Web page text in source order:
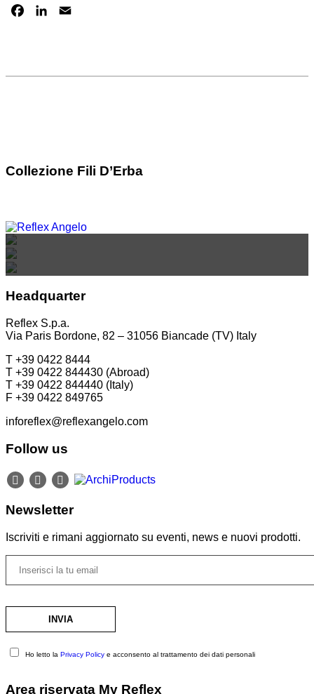
FACEBOOK
LINKEDIN
Collezione Fili D’Erba
T +39 0422 849201
REFLEX SHOWROOM MILANO
Headquarter
Reflex S.p.a.
Via Paris Bordone, 82 – 31056 Biancade (TV) Italy
T +39 0422 8444
T +39 0422 844430 (Abroad)
T +39 0422 844440 (Italy)
F +39 0422 849765
inforeflex@reflexangelo.com
Follow us
Newsletter
Iscriviti e rimani aggiornato su eventi, news e nuovi prodotti.
Ho letto la Privacy Policy e acconsento al trattamento dei dati personali
Area riservata My Reflex